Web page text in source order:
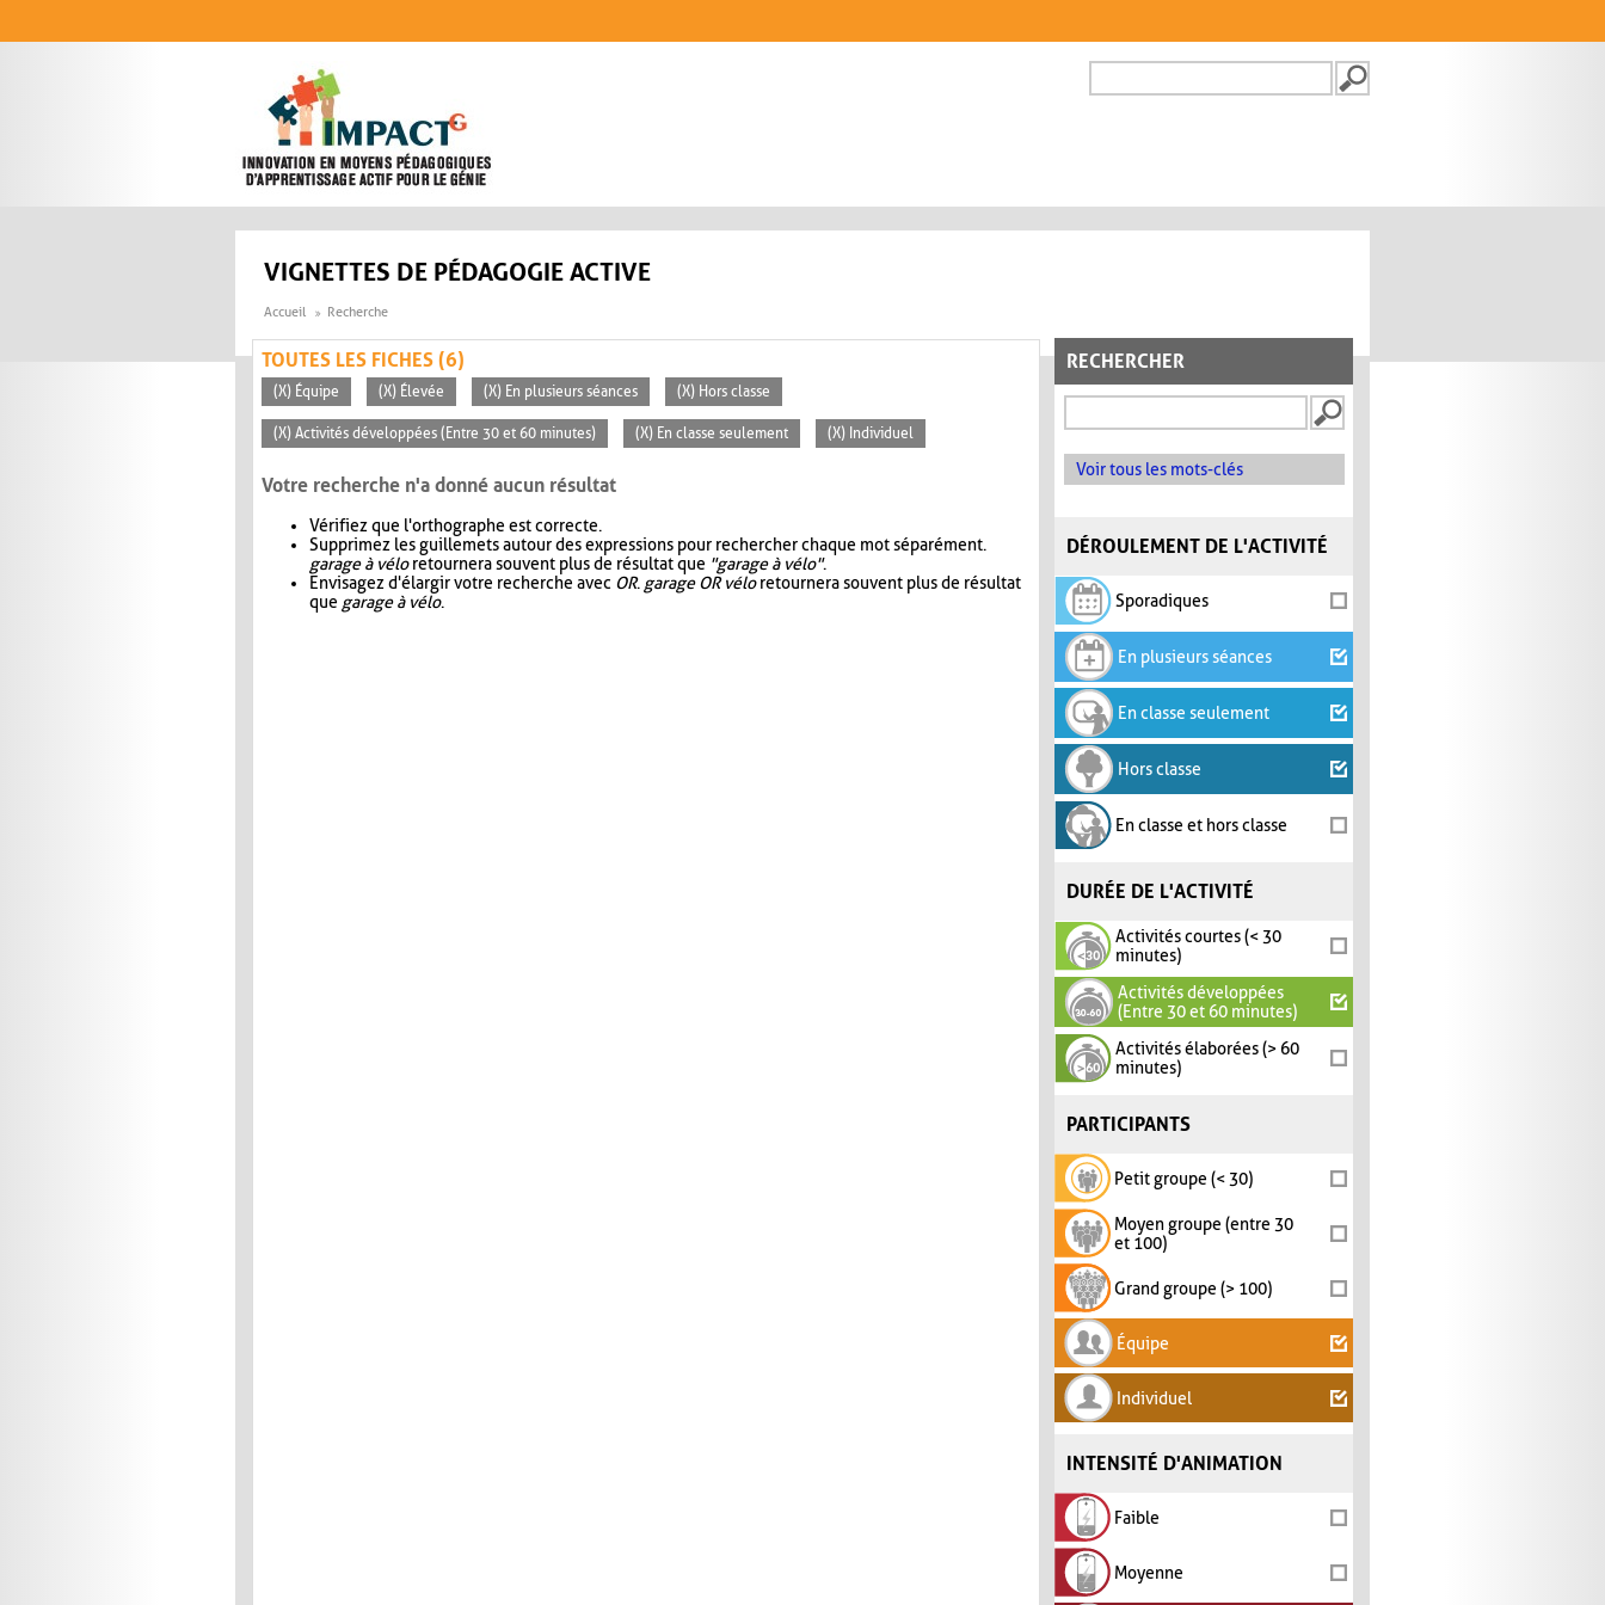
FORMULAIRE DE
VIGNETTES DE PÉDAGOGIE ACTIVE
Accueil Recherche
RECHERCHER
Voir tous les mots-clés
DÉROULEMENT DE L'ACTIVITÉ
Sporadiques
En plusieurs séances
En classe seulement
Hors classe
En classe et hors classe
DURÉE DE L'ACTIVITÉ
Activités courtes (< 30
minutes)
Activités développées
(Entre 30 et 60 minutes)
Activités élaborées (> 60
minutes)
PARTICIPANTS
Petit groupe (< 30)
Moyen groupe (entre 30
et 100)
Grand groupe (> 100)
Équipe
Individuel
INTENSITÉ D'ANIMATION
Faible
Moyenne
TOUTES LES FICHES (6)
(X) Équipe (X) Élevée (X) En plusieurs séances (X) Hors classe
(X) Activités développées (Entre 30 et 60 minutes) (X) En classe seulement (X) Individuel
Votre recherche n'a donné aucun résultat
Vérifiez que l'orthographe est correcte.
Supprimez les guillemets autour des expressions pour rechercher chaque mot séparément.
garage à véloretournera souvent plus de résultat que "garage à vélo".
Envisagez d'élargir votre recherche avec OR. garage OR véloretournera souvent plus de résultat
que garage à vélo.